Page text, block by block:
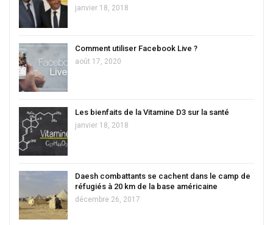
janvier 18, 2018
Comment utiliser Facebook Live ?
août 17, 2020
Les bienfaits de la Vitamine D3 sur la santé
janvier 18, 2018
Daesh combattants se cachent dans le camp de
réfugiés à 20 km de la base américaine
décembre 26, 2017